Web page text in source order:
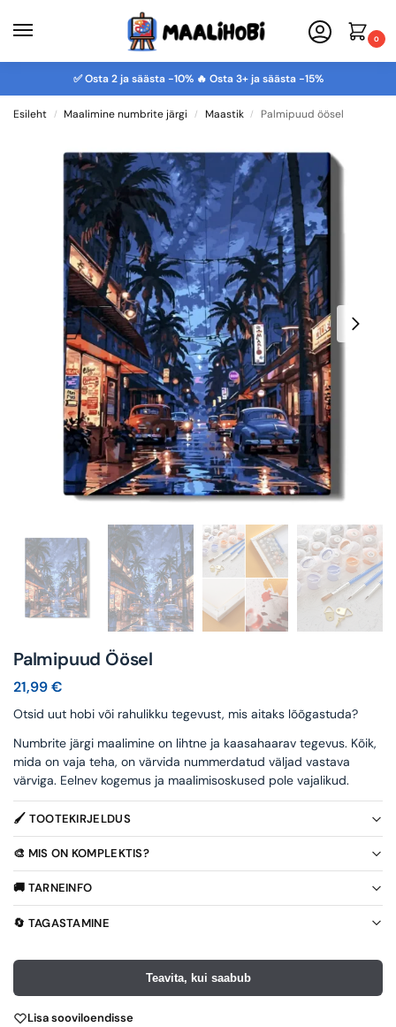
0
✅ Osta 2 ja säästa -10% 🔥 Osta 3+ ja säästa -15%
Esileht / Maalimine numbrite järgi / Maastik / Palmipuud öösel
Palmipuud Öösel
21,99€
Otsid uut hobi või rahulikku tegevust, mis aitaks lõõgastuda?
Numbrite järgi maalimine on lihtne ja kaasahaarav tegevus. Kõik,
mida on vaja teha, on värvida nummerdatud väljad vastava
värviga. Eelnev kogemus ja maalimisoskused pole vajalikud.
🖌️ TOOTEKIRJELDUS
🎨 MIS ON KOMPLEKTIS?
🚚 TARNEINFO
🔄 TAGASTAMINE
Teavita, kui saabub
Lisa sooviloendisse